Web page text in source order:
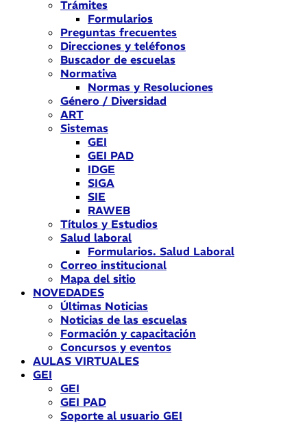
Trámites
Formularios
Preguntas frecuentes
Direcciones y teléfonos
Buscador de escuelas
Normativa
Normas y Resoluciones
Género / Diversidad
ART
Sistemas
GEI
GEI PAD
IDGE
SIGA
SIE
RAWEB
Títulos y Estudios
Salud laboral
Formularios. Salud Laboral
Correo institucional
Mapa del sitio
NOVEDADES
Últimas Noticias
Noticias de las escuelas
Formación y capacitación
Concursos y eventos
AULAS VIRTUALES
GEI
GEI
GEI PAD
Soporte al usuario GEI